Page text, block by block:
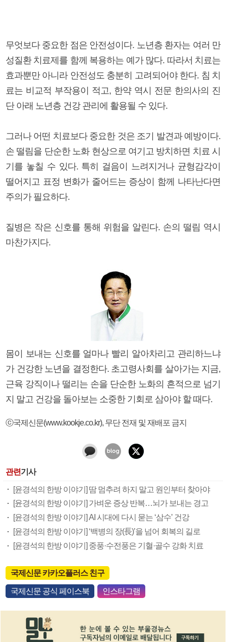
무엇보다 중요한 점은 안전성이다. 노년층 환자는 여러 만
성질환 치료제를 함께 복용하는 예가 많다. 따라서 치료는
효과뿐만 아니라 안전성도 충분히 고려되어야 한다. 침 치
료는 비교적 부작용이 적고, 한약 역시 전문 한의사의 진
단 아래 노년층 건강 관리에 활용될 수 있다.
그러나 어떤 치료보다 중요한 것은 조기 발견과 예방이다.
손 떨림을 단순한 노화 현상으로 여기고 방치하면 치료 시
기를 놓칠 수 있다. 특히 걸음이 느려지거나 균형감각이
떨어지고 표정 변화가 줄어드는 증상이 함께 나타난다면
주의가 필요하다.
질병은 작은 신호를 통해 위험을 알린다. 손의 떨림 역시
마찬가지다.
몸이 보내는 신호를 얼마나 빨리 알아차리고 관리하느냐
가 건강한 노년을 결정한다. 초고령사회를 살아가는 지금,
근육 강직이나 떨리는 손을 단순한 노화의 흔적으로 넘기
지 말고 건강을 돌아보는 소중한 기회로 삼아야 할 때다.
ⓒ국제신문(www.kookje.co.kr), 무단 전재 및 재배포 금지
관련기사
[윤경석의 한방 이야기] 땀 멈추려 하지 말고 원인부터 찾아야
[윤경석의 한방 이야기] 가벼운 증상 반복…뇌가 보내는 경고
[윤경석의 한방 이야기] AI 시대에 다시 묻는 ‘삼수’ 건강
[윤경석의 한방 이야기] ‘백병의 장(長)’을 넘어 회복의 길로
[윤경석의 한방 이야기] 중풍·수전풍은 기혈·골수 강화 치료
국제신문 카카오플러스 친구
국제신문 공식 페이스북 인스타그램